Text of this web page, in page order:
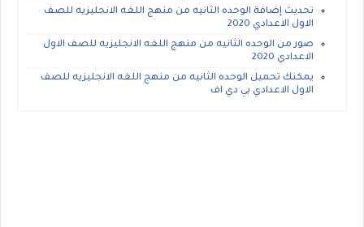
تحديث إضافة الوحده الثانيه من منهج اللغه الانجليزيه للصف
الاول الاعدادي 2020
صور من الوحده الثانيه من منهج اللغه الانجليزيه للصف الاول
الاعدادي 2020
يمكنك تحميل الوحده الثانيه من منهج اللغه الانجليزيه للصف
الاول الاعدادي بي دي اف